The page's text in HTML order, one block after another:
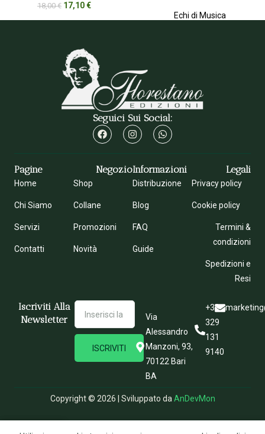
18,00€ 17,10€
Echi di Musica
Seguici Sui Social:
Pagine
Home
Chi Siamo
Servizi
Contatti
Negozio
Shop
Collane
Promozioni
Novità
Informazioni
Distribuzione
Blog
FAQ
Guide
Legali
Privacy policy
Cookie policy
Termini &
condizioni
Spedizioni e
Resi
Iscriviti Alla
Newsletter
ISCRIVITI
Via
Alessandro
Manzoni, 93,
70122 Bari
BA
+39
329
131
9140
Copyright © 2026 | Sviluppato daAnDevMon